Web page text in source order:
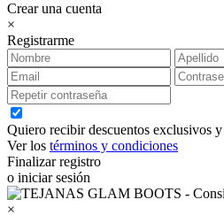
Crear una cuenta
×
Registrarme
Quiero recibir descuentos exclusivos
Ver los términos y condiciones
Finalizar registro
o iniciar sesión
×